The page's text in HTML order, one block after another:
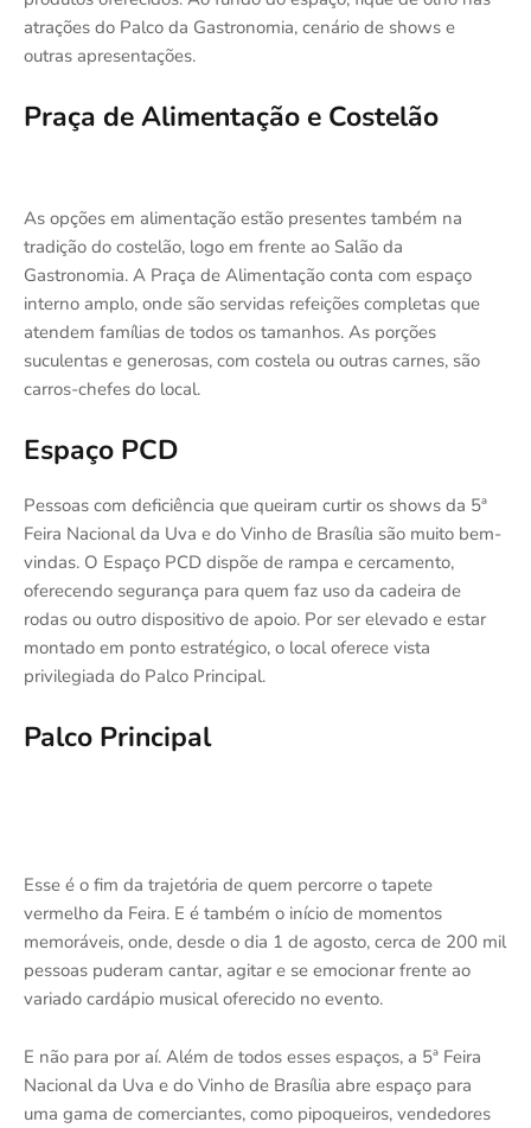
atrações do Palco da Gastronomia, cenário de shows e
outras apresentações.
Praça de Alimentação e Costelão
As opções em alimentação estão presentes também na
tradição do costelão, logo em frente ao Salão da
Gastronomia. A Praça de Alimentação conta com espaço
interno amplo, onde são servidas refeições completas que
atendem famílias de todos os tamanhos. As porções
suculentas e generosas, com costela ou outras carnes, são
carros-chefes do local.
Espaço PCD
Pessoas com deficiência que queiram curtir os shows da 5ª
Feira Nacional da Uva e do Vinho de Brasília são muito bem-
vindas. O Espaço PCD dispõe de rampa e cercamento,
oferecendo segurança para quem faz uso da cadeira de
rodas ou outro dispositivo de apoio. Por ser elevado e estar
montado em ponto estratégico, o local oferece vista
privilegiada do Palco Principal.
Palco Principal
Esse é o fim da trajetória de quem percorre o tapete
vermelho da Feira. E é também o início de momentos
memoráveis, onde, desde o dia 1 de agosto, cerca de 200 mil
pessoas puderam cantar, agitar e se emocionar frente ao
variado cardápio musical oferecido no evento.
E não para por aí. Além de todos esses espaços, a 5ª Feira
Nacional da Uva e do Vinho de Brasília abre espaço para
uma gama de comerciantes, como pipoqueiros, vendedores